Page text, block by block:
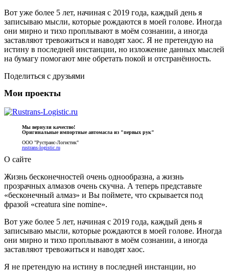
Вот уже более 5 лет, начиная с 2019 года, каждый день я
записываю мысли, которые рождаются в моей голове. Иногда
они мирно и тихо проплывают в моём сознании, а иногда
заставляют тревожиться и наводят хаос. Я не претендую на
истину в последней инстанции, но изложение данных мыслей
на бумагу помогают мне обретать покой и отстранённость.
Поделиться с друзьями
Мои проекты
Мы вернули качество!
Оригинальные импортные автомасла из "первых рук"
ООО "Рустранс-Логистик"
rustrans-logistic.ru
О сайте
Жизнь бесконечностей очень однообразна, а жизнь
прозрачных алмазов очень скучна. А теперь представьте
«бесконечный алмаз» и Вы поймете, что скрывается под
фразой «creatura sine nomine».
Вот уже более 5 лет, начиная с 2019 года, каждый день я
записываю мысли, которые рождаются в моей голове. Иногда
они мирно и тихо проплывают в моём сознании, а иногда
заставляют тревожиться и наводят хаос.
Я не претендую на истину в последней инстанции, но